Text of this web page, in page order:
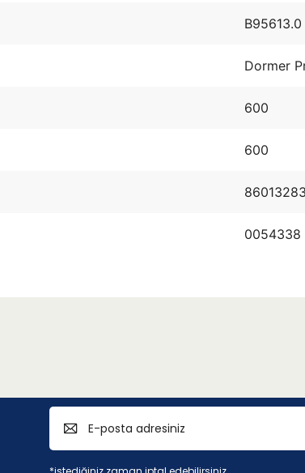
B95613.0
Dormer
600
600
86013283
0054338